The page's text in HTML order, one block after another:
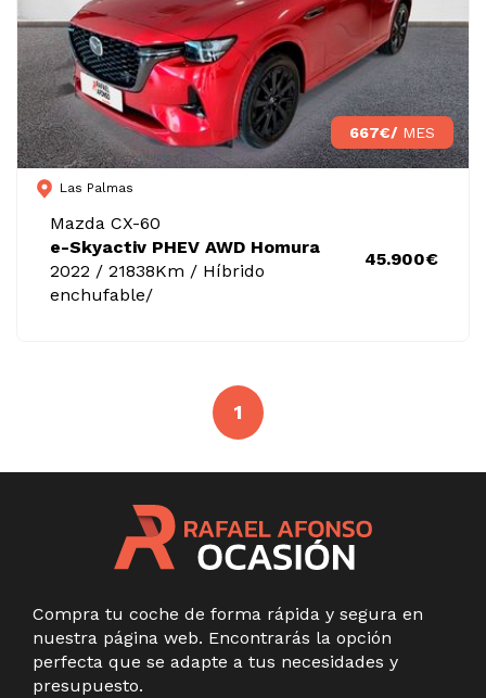
667€/ MES
Las Palmas
Mazda CX-60
e-Skyactiv PHEV AWD Homura
2022 / 21838Km / Híbrido
enchufable/
45.900€
1
Compra tu coche de forma rápida y segura en
nuestra página web. Encontrarás la opción
perfecta que se adapte a tus necesidades y
presupuesto.